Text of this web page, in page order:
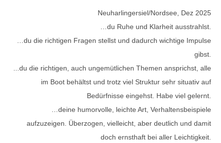
Neuharlingersiel/Nordsee, Dez 2025
…du Ruhe und Klarheit ausstrahlst.
…du die richtigen Fragen stellst und dadurch wichtige Impulse
gibst.
...du die richtigen, auch ungemütlichen Themen ansprichst, alle
im Boot behältst und trotz viel Struktur sehr situativ auf
Bedürfnisse eingehst. Habe viel gelernt.
…deine humorvolle, leichte Art, Verhaltensbeispiele
aufzuzeigen. Überzogen, vielleicht, aber deutlich und damit
doch ernsthaft bei aller Leichtigkeit.